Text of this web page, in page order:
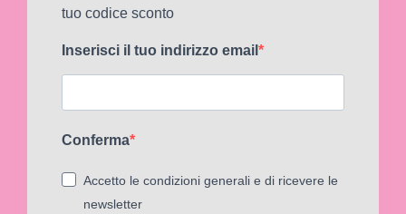
tuo codice sconto
Inserisci il tuo indirizzo email
Conferma
Accetto le condizioni generali e di ricevere le
newsletter